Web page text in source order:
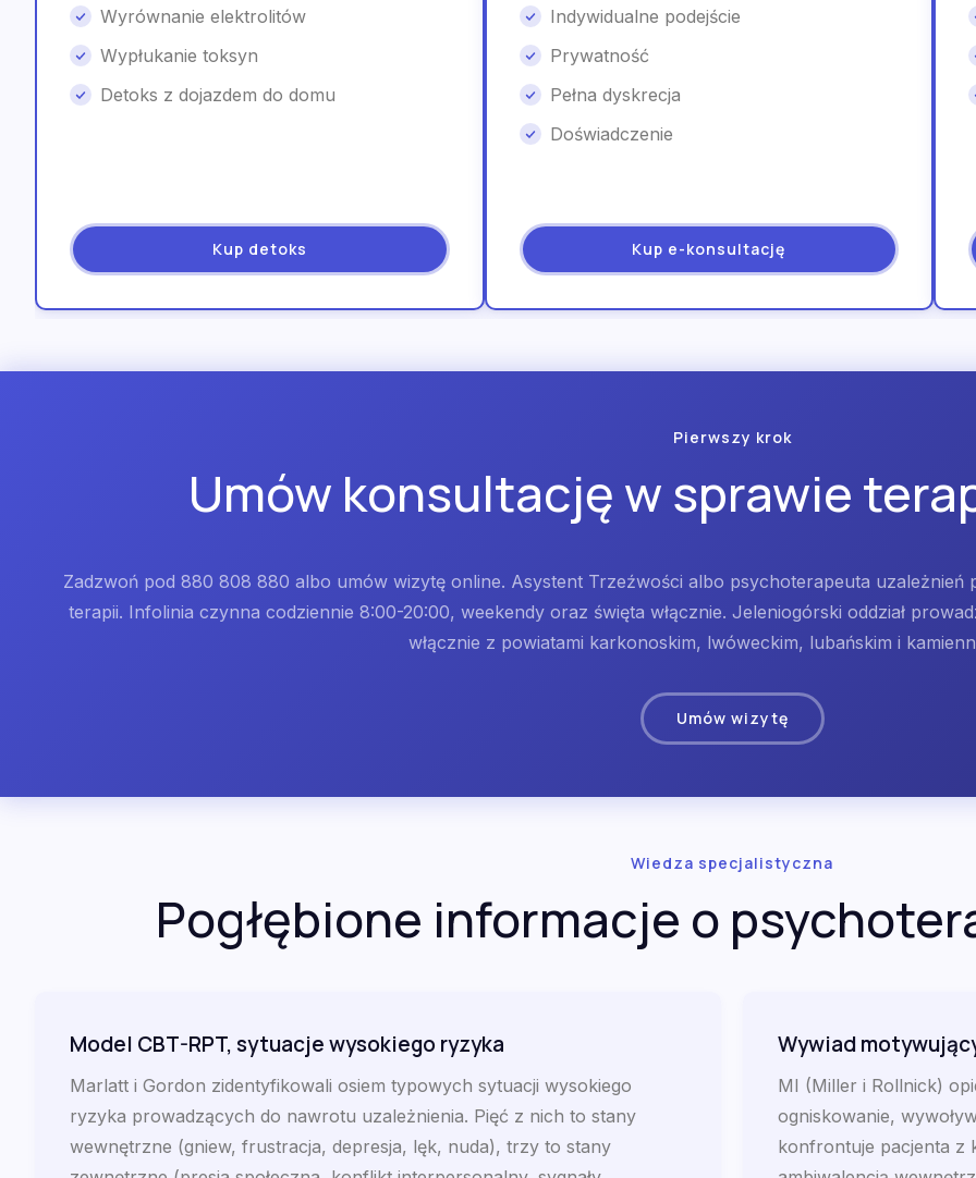
Wyrównanie elektrolitów
Wypłukanie toksyn
Detoks z dojazdem do domu
Kup detoks
Indywidualne podejście
Prywatność
Pełna dyskrecja
Doświadczenie
Kup e-konsultację
Pierwszy krok
Umów konsultację w sprawie
Zadzwoń pod 880 808 880 albo umów wizytę online. Asystent Trzeźwości albo psychoterapeuta
terapii. Infolinia czynna codziennie 8:00-20:00, weekendy oraz święta włącznie. Jeleniogórski oddział
włącznie z powiatami karkonoskim, lwóweckim, lubańskim i
Umów wizytę
Wiedza specjalistyczna
Pogłębione informacje o
Model CBT-RPT, sytuacje wysokiego ryzyka
Marlatt i Gordon zidentyfikowali osiem typowych sytuacji wysokiego
ryzyka prowadzących do nawrotu uzależnienia. Pięć z nich to stany
wewnętrzne (gniew, frustracja, depresja, lęk, nuda), trzy to stany
Wywiad
MI (Miller i Rollnick)
ogniskowanie,
konfrontuje pacjenta z